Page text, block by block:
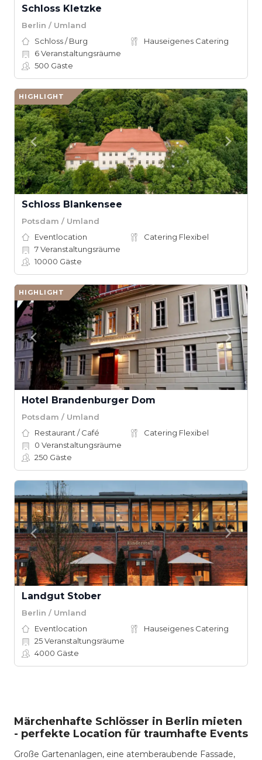
Schloss Kletzke
Berlin / Umland
Schloss / Burg
Hauseigenes Catering
6Veranstaltungsräume
500 Gäste
HIGHLIGHT
Schloss Blankensee
Potsdam / Umland
Eventlocation
Catering Flexibel
7Veranstaltungsräume
10000 Gäste
HIGHLIGHT
Hotel Brandenburger Dom
Potsdam / Umland
Restaurant / Café
Catering Flexibel
0 Veranstaltungsräume
250 Gäste
Landgut Stober
Berlin / Umland
Eventlocation
Hauseigenes Catering
25Veranstaltungsräume
4000 Gäste
Märchenhafte Schlösser in Berlin mieten
- perfekte Location für traumhafte Events
Große Gartenanlagen, eine atemberaubende Fassade,